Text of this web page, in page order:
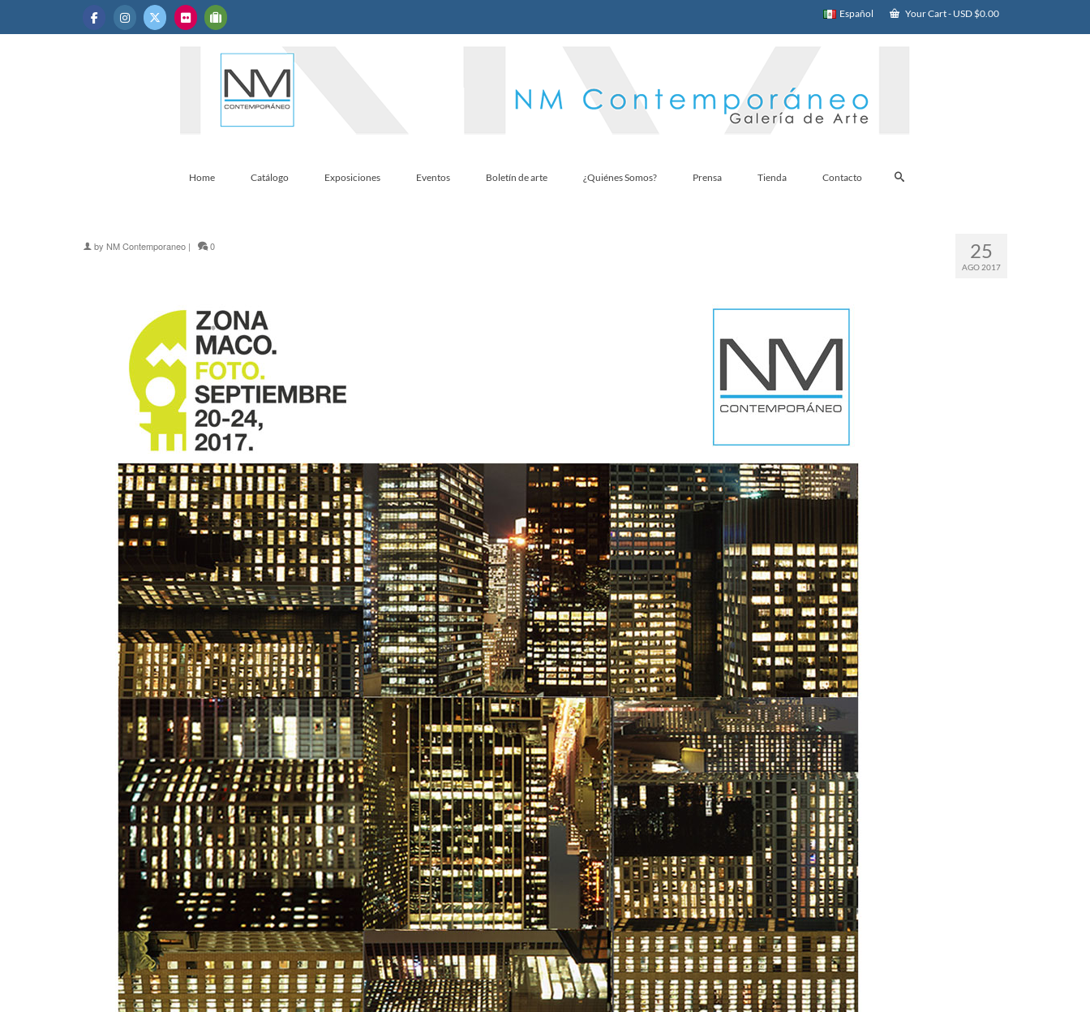
Español Your Cart- USD $0.00
Home Catálogo Exposiciones Eventos Boletín de arte ¿Quiénes Somos? Prensa Tienda Contacto
25
AGO 2017
by NM Contemporaneo | 0